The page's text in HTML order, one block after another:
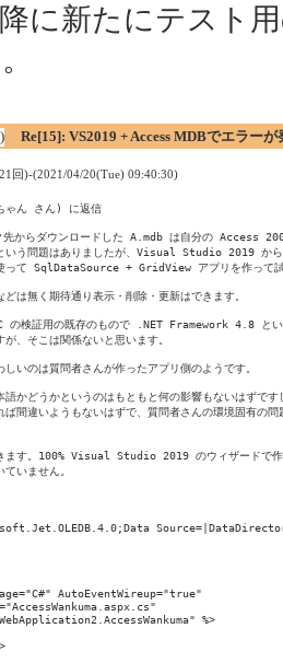
に新たにテスト
Re[15]: VS2019 + Access MDBでエラーが
回)-(2021/04/20(Tue) 09:40:30)
ん さん) に返信
からダウンロードした A.mdb は自分の Access
いう問題はありましたが、Visual Studio 2019 か
って SqlDataSource + GridView アプリを作って試
は無く期待通り表示・削除・更新はできます。
の検証用の既存のもので .NET Framework 4.8 とい
、そこは関係ないと思います。
しいのは質問者さんが作ったアプリ側のようです。
語かどうかというのはもともと何の影響もないはずです
ば間違いようもないはずで、質問者さんの環境固有の問
ます。100% Visual Studio 2019 のウィザードで作
いません。
AutoEventWireup="true"
%>